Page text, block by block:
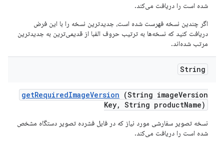
شده است را دریافت می‌کند.
اگر چندین نسخه فهرست شده است، جدیدترین نسخه را با این فرض
دریافت کنید که نسخه‌ها به ترتیب حروف الفبا از قدیمی‌ترین به جدیدترین
مرتب شده‌اند.
String
getRequiredImageVersion (String imageVersion
Key, String productName)
نسخه تصویر سفارشی مورد نیاز که در فایل فشرده تصویر دستگاه مشخص
شده است را دریافت می‌کند.